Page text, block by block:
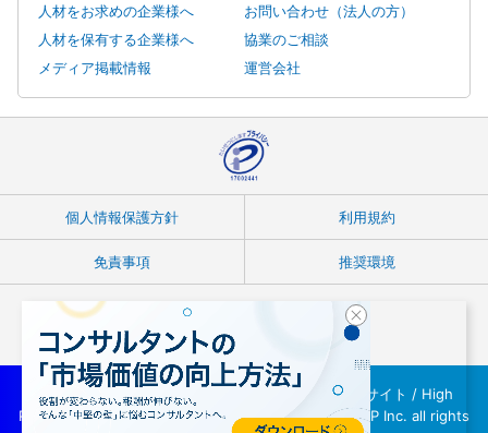
人材をお求めの企業様へ
お問い合わせ（法人の方）
人材を保有する企業様へ
協業のご相談
メディア掲載情報
運営会社
個人情報保護方針 利用規約
免責事項 推奨環境
Copyright © フリーランスコンサルタント案件紹介サイト / High
Performer Consultant(ハイパフォコンサル) / INTLOOP Inc. all rights